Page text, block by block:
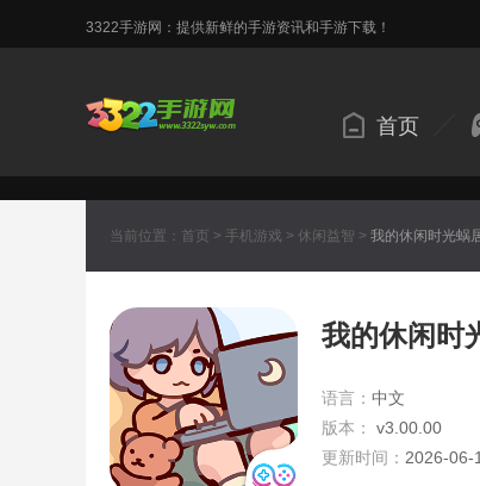
3322手游网：提供新鲜的手游资讯和手游下载！
首页
当前位置： 首页 > 手机游戏 > 休闲益智 > 我的休闲时光蜗
我的休闲时
语言： 中文
版本：
v3.00.00
更新时间： 2026-06-